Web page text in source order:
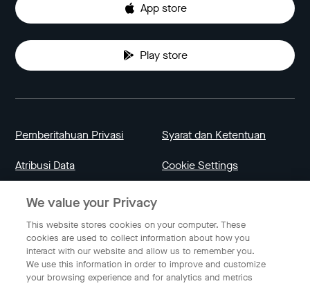
App store
Play store
Pemberitahuan Privasi Syarat dan Ketentuan
Atribusi Data Cookie Settings
Bahasa Indonesia
We value your Privacy
This website stores cookies on your computer. These
cookies are used to collect information about how you
interact with our website and allow us to remember you.
We use this information in order to improve and customize
your browsing experience and for analytics and metrics